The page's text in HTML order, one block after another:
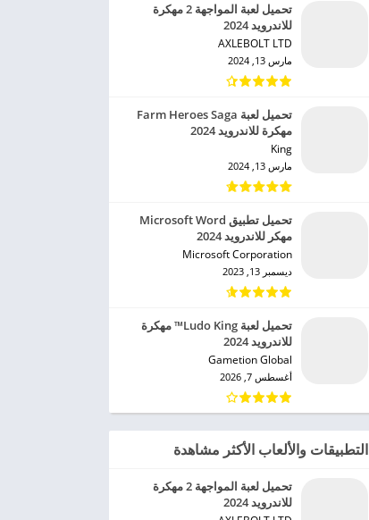
تحميل لعبة المواجهة 2 مهكرة
للاندرويد 2024
AXLEBOLT LTD‏
مارس 13, 2024
تحميل لعبة Farm Heroes Saga
مهكرة للاندرويد 2024
King‏
مارس 13, 2024
تحميل تطبيق Microsoft Word
مهكر للاندرويد 2024
Microsoft Corporation‏
ديسمبر 13, 2023
تحميل لعبة Ludo King™ مهكرة
للاندرويد 2024
Gametion Global‏
أغسطس 7, 2026
التطبيقات والألعاب الأكثر مشاهدة
تحميل لعبة المواجهة 2 مهكرة
للاندرويد 2024